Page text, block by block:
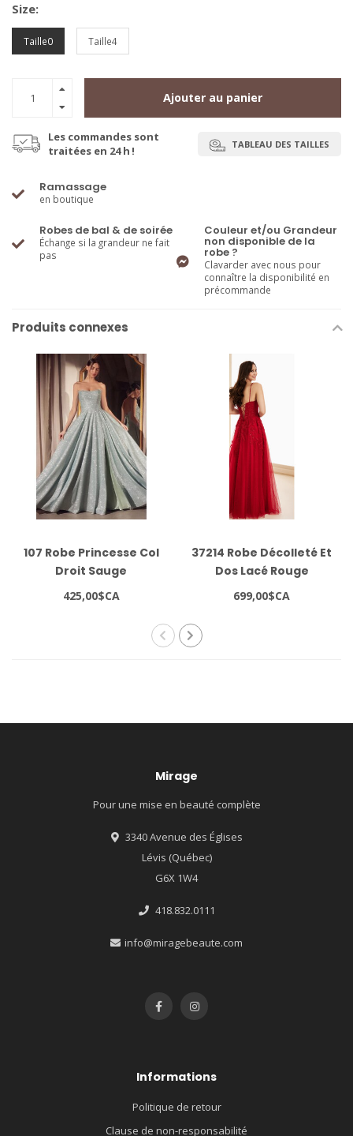
Size:
Taille0 Taille4
Ajouter au panier
Les commandes sont
traitées en 24 h !
TABLEAU DES TAILLES
Ramassage
en boutique
Robes de bal & de soirée
Échange si la grandeur ne fait
pas
Couleur et/ou Grandeur
non disponible de la
robe ?
Clavarder avec nous pour
connaître la disponibilité en
précommande
Produits connexes
107 Robe Princesse Col
Droit Sauge
425,00$CA
37214 Robe Décolleté Et
Dos Lacé Rouge
699,00$CA
Mirage
Pour une mise en beauté complète
3340 Avenue des Églises
Lévis (Québec)
G6X 1W4
418.832.0111
info@miragebeaute.com
Informations
Politique de retour
Clause de non-responsabilité